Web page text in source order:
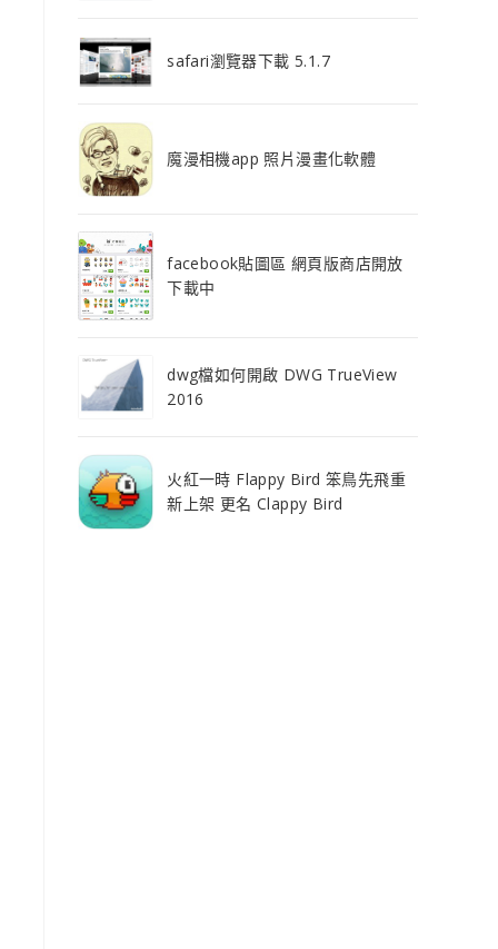
safari瀏覽器下載 5.1.7
魔漫相機app 照片漫畫化軟體
facebook貼圖區 網頁版商店開放
下載中
dwg檔如何開啟 DWG TrueView
2016
火紅一時 Flappy Bird 笨鳥先飛重
新上架 更名 Clappy Bird